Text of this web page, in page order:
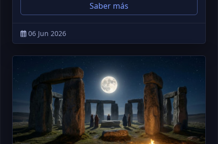
Saber más
06 Jun 2026